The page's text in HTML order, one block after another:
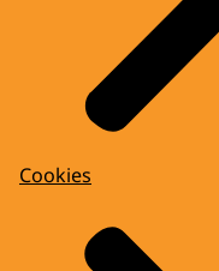
Cookies